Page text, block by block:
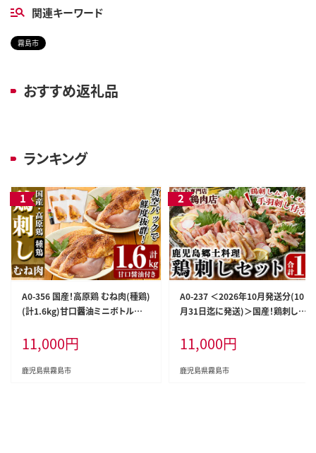
関連キーワード
霧島市
おすすめ返礼品
ランキング
A0-356 国産！高原鶏 むね肉(種鶏)
(計1.6kg)甘口醤油ミニボトル付
肉 ムネ肉 鶏むね 胸肉 鶏刺し 鳥刺
し タタキ 刺身 真空パック 急速冷
凍 ヘルシー ダイエット 九州産 た
11,000円
鹿児島県霧島市
A0-237 ＜2026年10月発送分(10
月31日迄に発送)＞国産！鶏刺しセ
油たれ付き【坂留鶏肉店】霧島市 鳥
刺し たたき 鶏肉 鳥肉
11,000円
鹿児島県霧島市